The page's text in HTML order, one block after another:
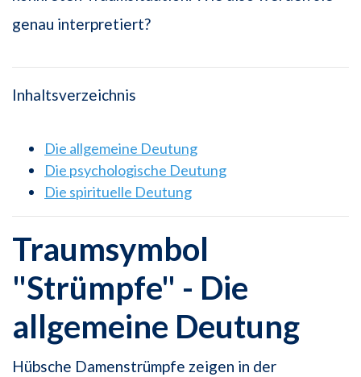
genau interpretiert?
Inhaltsverzeichnis
Die allgemeine Deutung
Die psychologische Deutung
Die spirituelle Deutung
Traumsymbol
"Strümpfe" - Die
allgemeine Deutung
Hübsche Damenstrümpfe zeigen in der